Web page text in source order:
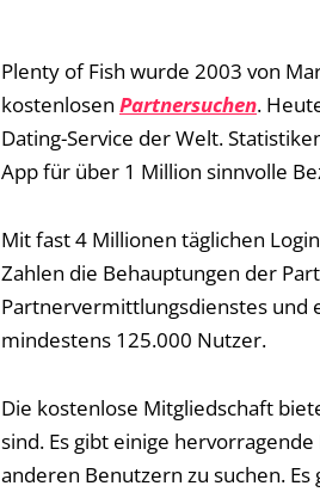
Plenty of Fish wurde 2003 von
kostenlosen Partnersuchen.
Dating-Service der Welt.
App für über 1 Million sinnvolle
Mit fast 4 Millionen täglichen
Zahlen die Behauptungen der
Partnervermittlungsdienstes und
mindestens 125.000 Nutzer.
Die kostenlose Mitgliedschaft
sind. Es gibt einige
anderen Benutzern zu suchen. Es